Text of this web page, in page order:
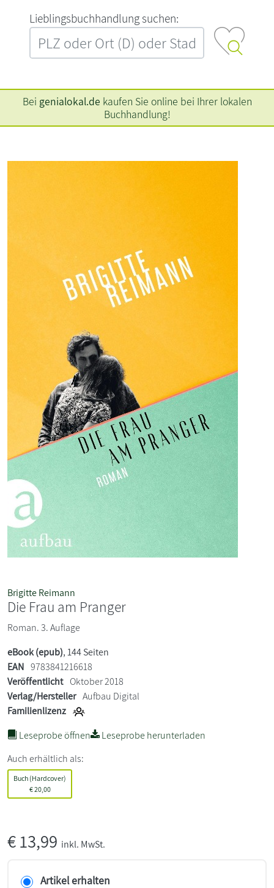
L‍i‍e‍b‍l‍i‍n‍g‍s‍b‍u‍c‍h‍h‍a‍n‍d‍l‍u‍n‍g‍ ‍s‍u‍c‍h‍e‍n‍:‍
Bei genialokal.de kaufen Sie online bei Ihrer lokalen
Buchhandlung!
Brigitte Reimann
Die Frau am Pranger
Roman. 3. Auflage
eBook (epub), 144 Seiten
EAN 9783841216618
Veröffentlicht Oktober 2018
Verlag/Hersteller Aufbau Digital
Familienlizenz
Leseprobe öffnen
Leseprobe herunterladen
Auch erhältlich als:
Buch (Hardcover)
€20,00
€13,99 inkl. MwSt.
Artikel erhalten